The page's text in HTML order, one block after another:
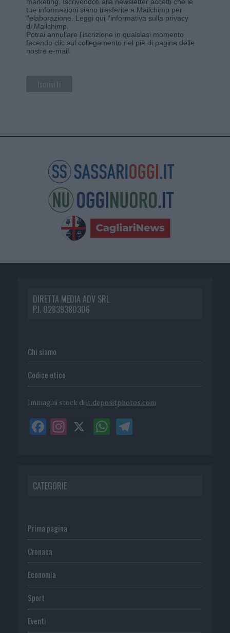
tue informazioni siano trasferite a Mailchimp per
l'elaborazione. Leggi qui l'informativa sulla privacy
di Mailchimp
Potrai annullare l'iscrizione in qualsiasi momento
facendo clic sul collegamento nel piè di pagina delle
nostre e-mail.
DIRETTA MEDIA ADV SRL
P.I. 02839380306
Chi siamo
Codice etico
Immagini stock di it.depositphotos.com
CATEGORIE
Prima pagina
Cronaca
Economia
Sport
Eventi